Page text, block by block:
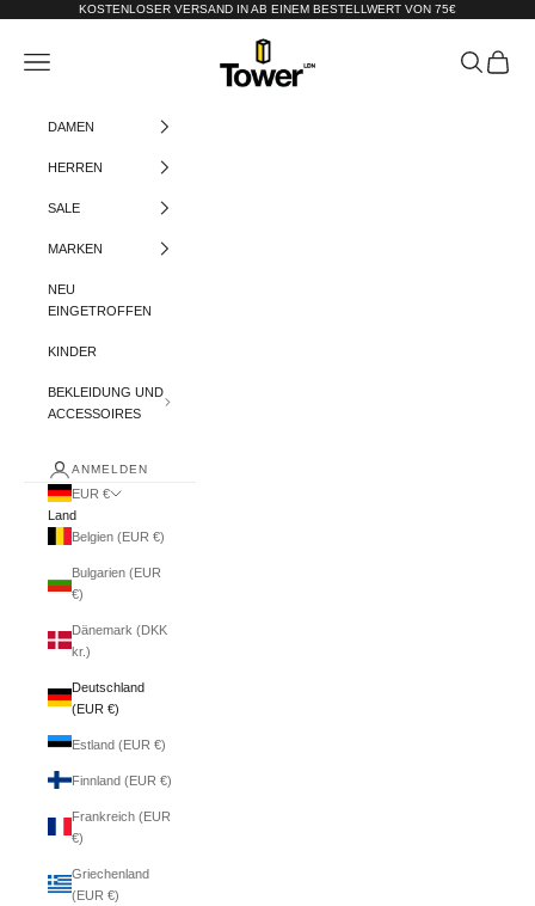
Zum Inhalt springenKOSTENLOSER VERSAND IN AB EINEM BESTELLWERT VON 75€
Tower-London.De
Menü Suchen
DAMEN
HERREN
SALE
MARKEN
NEU
EINGETROFFEN
KINDER
BEKLEIDUNG UND
ACCESSOIRES
ANMELDEN
EUR €
Land
Belgien (EUR €)
Bulgarien (EUR
€)
Dänemark (DKK
kr.)
Deutschland
(EUR €)
Estland (EUR €)
Finnland (EUR €)
Frankreich (EUR
€)
Griechenland
(EUR €)